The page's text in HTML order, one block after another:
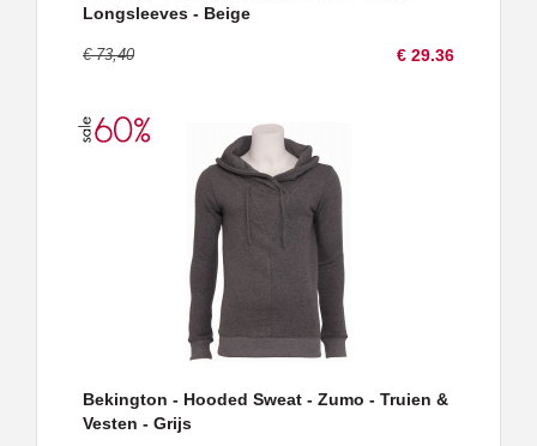
Longsleeves - Beige
€ 73,40 € 29.36
Bekington - Hooded Sweat - Zumo - Truien &
Vesten - Grijs